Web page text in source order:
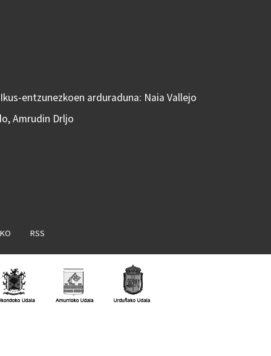
entzunezkoen arduraduna: Naia Vallejo
Amrudin Drljo
RSS